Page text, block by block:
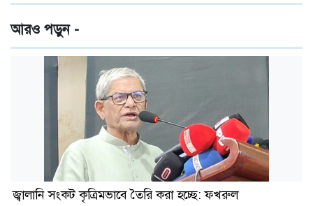
আরও পড়ুন -
জ্বালানি সংকট কৃত্রিমভাবে তৈরি করা হচ্ছে: ফখরুল